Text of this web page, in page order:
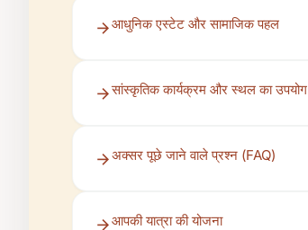
आधुनिक एस्टेट और सामाजिक पहल
सांस्कृतिक कार्यक्रम और स्थल का उपयोग
अक्सर पूछे जाने वाले प्रश्न (FAQ)
आपकी यात्रा की योजना